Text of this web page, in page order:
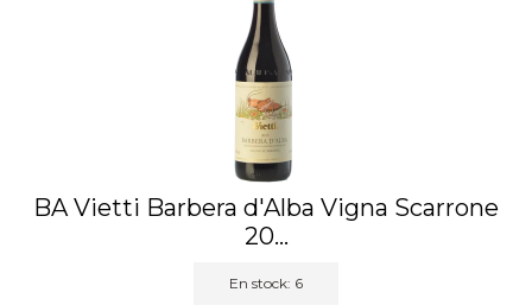
BA Vietti Barbera d'Alba Vigna Scarrone
20...
En stock: 6